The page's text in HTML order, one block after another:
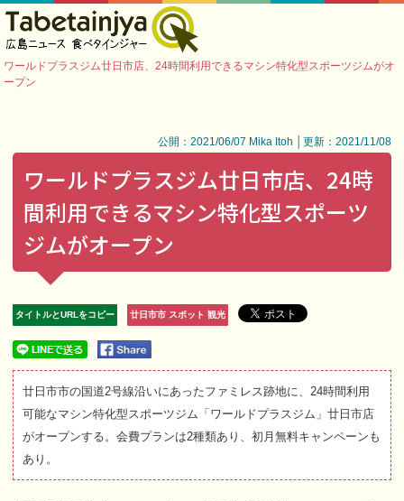
ワールドプラスジム廿日市店、24時間利用できるマシン特化型スポーツジムがオ
ープン
公開：2021/06/07 Mika Itoh │更新：2021/11/08
ワールドプラスジム廿日市店、24時
間利用できるマシン特化型スポーツ
ジムがオープン
タイトルとURLをコピー 廿日市市 スポット 観光
廿日市市の国道2号線沿いにあったファミレス跡地に、24時間利用
可能なマシン特化型スポーツジム「ワールドプラスジム」廿日市店
がオープンする。会費プランは2種類あり、初月無料キャンペーンも
あり。